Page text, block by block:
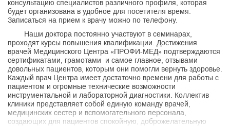
консультацию специалистов различного профиля, которая
будет организована в удобное для посетителя время.
Записаться на прием к врачу можно по телефону.
Наши доктора постоянно участвуют в семинарах,
проходят курсы повышения квалификации. Достижения
врачей Медицинского Центра «ПРОФИ-МЕД» подтверждаются
сертификатами, грамотами и самое главное, отзывами
довольных пациентов, которым они помогли вернуть здоровье.
Каждый врач Центра имеет достаточно времени для работы с
пациентом и огромные технические возможности
инструментальной и лабораторной диагностики. Коллектив
клиники представляет собой единую команду врачей,
медицинских сестер и вспомогательного персонала,
создающих для пациентов спокойную, доброжелательную